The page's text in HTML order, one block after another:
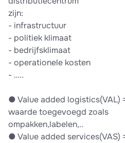
zijn:
- infrastructuur
- politiek klimaat
- bedrijfsklimaat
- operationele kosten
- …..
● Value added
waarde toegevoegd zoals
ompakken,labelen,..
● Value added services(VAS)